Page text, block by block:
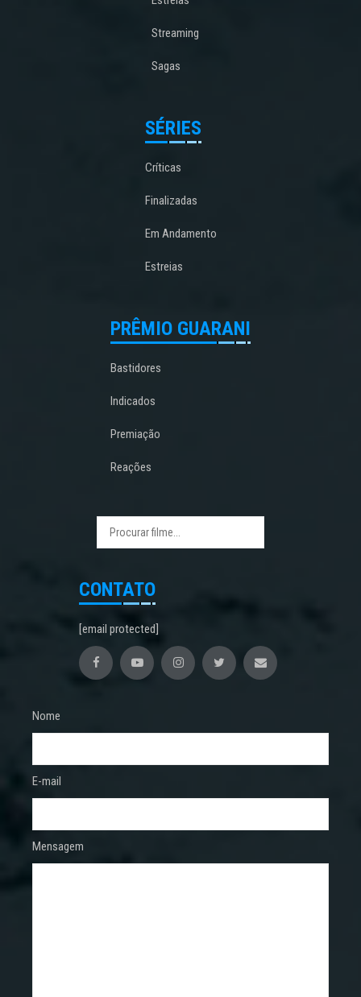
Streaming
Sagas
SÉRIES
Críticas
Finalizadas
Em Andamento
Estreias
PRÊMIO GUARANI
Bastidores
Indicados
Premiação
Reações
CONTATO
[email protected]
Nome
E-mail
Mensagem